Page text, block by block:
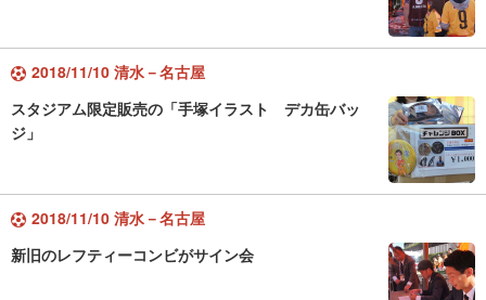
2018/11/10 清水－名古屋
スタジアム限定販売の「手塚イラスト デカ缶バッ
ジ」
2018/11/10 清水－名古屋
新旧のレフティーコンビがサイン会